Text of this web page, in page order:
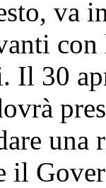
va
Il 30
una